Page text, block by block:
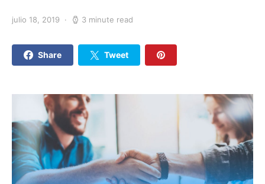
julio 18, 2019 3 minute read
Share Tweet